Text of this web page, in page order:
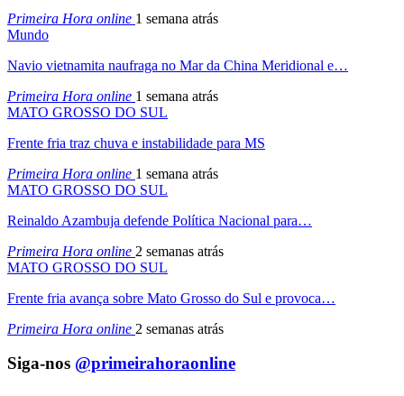
Primeira Hora online 1 semana atrás
Mundo
Navio vietnamita naufraga no Mar da China Meridional e…
Primeira Hora online 1 semana atrás
MATO GROSSO DO SUL
Frente fria traz chuva e instabilidade para MS
Primeira Hora online 1 semana atrás
MATO GROSSO DO SUL
Reinaldo Azambuja defende Política Nacional para…
Primeira Hora online 2 semanas atrás
MATO GROSSO DO SUL
Frente fria avança sobre Mato Grosso do Sul e provoca…
Primeira Hora online 2 semanas atrás
Siga-nos @primeirahoraonline